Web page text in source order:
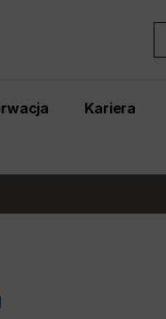
Kariera